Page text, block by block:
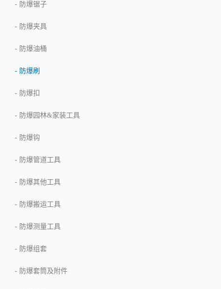
- 防爆锯子
- 防爆夹具
- 防爆油桶
- 防爆刷
- 防爆扣
- 防爆园林&家装工具
- 防爆钩
- 防爆管道工具
- 防爆其他工具
- 防爆搬运工具
- 防爆测量工具
- 防爆组套
- 防爆套筒及附件